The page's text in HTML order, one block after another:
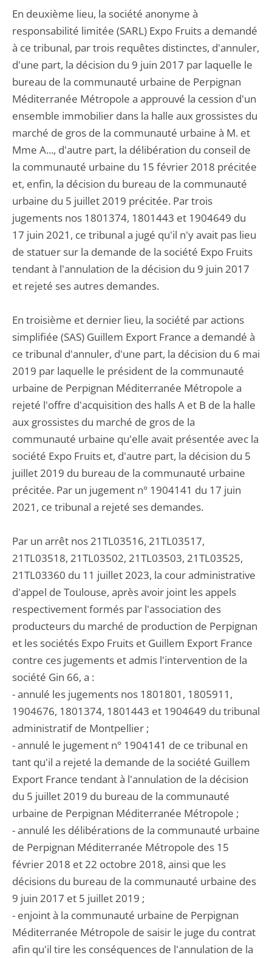
En deuxième lieu, la société anonyme à
responsabilité limitée (SARL) Expo Fruits a demandé
à ce tribunal, par trois requêtes distinctes, d'annuler,
d'une part, la décision du 9 juin 2017 par laquelle le
bureau de la communauté urbaine de Perpignan
Méditerranée Métropole a approuvé la cession d'un
ensemble immobilier dans la halle aux grossistes du
marché de gros de la communauté urbaine à M. et
Mme A..., d'autre part, la délibération du conseil de
la communauté urbaine du 15 février 2018 précitée
et, enfin, la décision du bureau de la communauté
urbaine du 5 juillet 2019 précitée. Par trois
jugements nos 1801374, 1801443 et 1904649 du
17 juin 2021, ce tribunal a jugé qu'il n'y avait pas lieu
de statuer sur la demande de la société Expo Fruits
tendant à l'annulation de la décision du 9 juin 2017
et rejeté ses autres demandes.
En troisième et dernier lieu, la société par actions
simplifiée (SAS) Guillem Export France a demandé à
ce tribunal d'annuler, d'une part, la décision du 6 mai
2019 par laquelle le président de la communauté
urbaine de Perpignan Méditerranée Métropole a
rejeté l'offre d'acquisition des halls A et B de la halle
aux grossistes du marché de gros de la
communauté urbaine qu'elle avait présentée avec la
société Expo Fruits et, d'autre part, la décision du 5
juillet 2019 du bureau de la communauté urbaine
précitée. Par un jugement n° 1904141 du 17 juin
2021, ce tribunal a rejeté ses demandes.
Par un arrêt nos 21TL03516, 21TL03517,
21TL03518, 21TL03502, 21TL03503, 21TL03525,
21TL03360 du 11 juillet 2023, la cour administrative
d'appel de Toulouse, après avoir joint les appels
respectivement formés par l'association des
producteurs du marché de production de Perpignan
et les sociétés Expo Fruits et Guillem Export France
contre ces jugements et admis l'intervention de la
société Gin 66, a :
- annulé les jugements nos 1801801, 1805911,
1904676, 1801374, 1801443 et 1904649 du tribunal
administratif de Montpellier ;
- annulé le jugement n° 1904141 de ce tribunal en
tant qu'il a rejeté la demande de la société Guillem
Export France tendant à l'annulation de la décision
du 5 juillet 2019 du bureau de la communauté
urbaine de Perpignan Méditerranée Métropole ;
- annulé les délibérations de la communauté urbaine
de Perpignan Méditerranée Métropole des 15
février 2018 et 22 octobre 2018, ainsi que les
décisions du bureau de la communauté urbaine des
9 juin 2017 et 5 juillet 2019 ;
- enjoint à la communauté urbaine de Perpignan
Méditerranée Métropole de saisir le juge du contrat
afin qu'il tire les conséquences de l'annulation de la